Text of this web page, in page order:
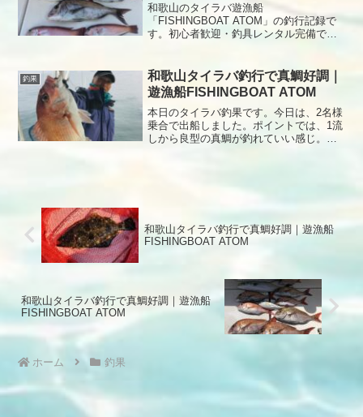
和歌山のタイラバ遊漁船
「FISHINGBOAT ATOM」の釣行記録で
す。初心者歓迎・釣具レンタル完備で、
リベンジ行きました。南西の風が強くポ
イントまで行けない中、なん...
釣果
和歌山タイラバ釣行で真鯛好調｜
遊漁船FISHINGBOAT ATOM
本日のタイラバ釣果です。今日は、2名様
乗合で出船しました。ポイントでは、1流
しから良型の真鯛が釣れていい感じ。次
切り替えてポイント移動しました。しか
ございました。
和歌山タイラバ釣行で真鯛好調｜遊漁船
FISHINGBOAT ATOM
和歌山タイラバ釣行で真鯛好調｜遊漁船
FISHINGBOAT ATOM
ホーム 釣果